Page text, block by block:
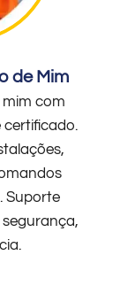
de Mim
com
Suporte